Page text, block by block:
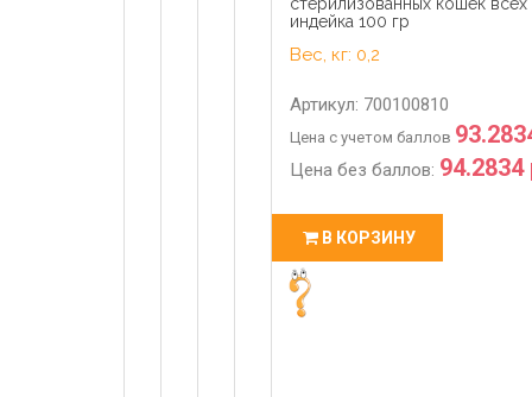
индейка 100 гр
Вес, кг: 0,2
Артикул: 700100810
Цена с учетом баллов
Цена без баллов: 94.2834
В КОРЗИНУ